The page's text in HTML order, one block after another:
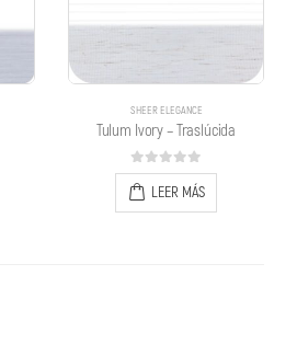
SHEER ELEGANCE
Tulum Ivory – Traslúcida
0out of 5
LEER MÁS